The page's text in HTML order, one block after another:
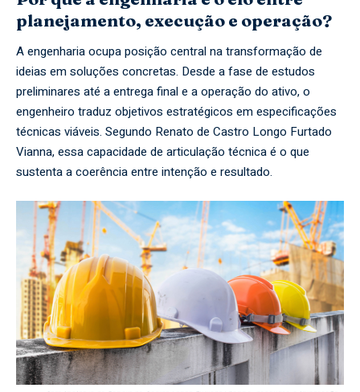
planejamento, execução e operação?
A engenharia ocupa posição central na transformação de
ideias em soluções concretas. Desde a fase de estudos
preliminares até a entrega final e a operação do ativo, o
engenheiro traduz objetivos estratégicos em especificações
técnicas viáveis. Segundo Renato de Castro Longo Furtado
Vianna, essa capacidade de articulação técnica é o que
sustenta a coerência entre intenção e resultado.